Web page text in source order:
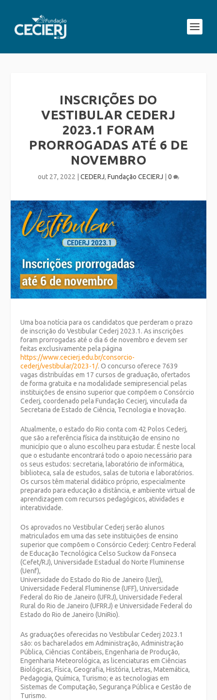
INSCRIÇÕES DO
VESTIBULAR CEDERJ
2023.1 FORAM
PRORROGADAS ATÉ 6 DE
NOVEMBRO
out 27, 2022 CEDERJ, Fundação CECIERJ 0
Uma boa notícia para os candidatos que perderam o prazo
de inscrição do Vestibular Cederj 2023.1. As inscrições
foram prorrogadas até o dia 6 de novembro e devem ser
feitas exclusivamente pela página
https://www.cecierj.edu.br/consorcio-
cederj/vestibular/2023-1/. O concurso oferece 7639
vagas distribuídas em 17 cursos de graduação, ofertados
de forma gratuita e na modalidade semipresencial pelas
instituições de ensino superior que compõem o Consórcio
Cederj, coordenado pela Fundação Cecierj, vinculada da
Secretaria de Estado de Ciência, Tecnologia e Inovação.
Atualmente, o estado do Rio conta com 42 Polos Cederj,
que são a referência física da instituição de ensino no
município que o aluno escolheu para estudar. É neste local
que o estudante encontrará todo o apoio necessário para
os seus estudos: secretaria, laboratório de informática,
biblioteca, sala de estudos, salas de tutoria e laboratórios.
Os cursos têm material didático próprio, especialmente
preparado para educação a distância, e ambiente virtual de
aprendizagem com recursos pedagógicos, atividades e
interatividade.
Os aprovados no Vestibular Cederj serão alunos
matriculados em uma das sete instituições de ensino
superior que compõem o Consórcio Cederj: Centro Federal
de Educação Tecnológica Celso Suckow da Fonseca
(Cefet/RJ), Universidade Estadual do Norte Fluminense
(Uenf),
Universidade do Estado do Rio de Janeiro (Uerj),
Universidade Federal Fluminense (UFF), Universidade
Federal do Rio de Janeiro (UFRJ), Universidade Federal
Rural do Rio de Janeiro (UFRRJ) e Universidade Federal do
Estado do Rio de Janeiro (UniRio).
As graduações oferecidas no Vestibular Cederj 2023.1
são: os bacharelados em Administração, Administração
Pública, Ciências Contábeis, Engenharia de Produção,
Engenharia Meteorológica, as licenciaturas em Ciências
Biológicas, Física, Geografia, História, Letras, Matemática,
Pedagogia, Química, Turismo; e as tecnologias em
Sistemas de Computação, Segurança Pública e Gestão de
Turismo.